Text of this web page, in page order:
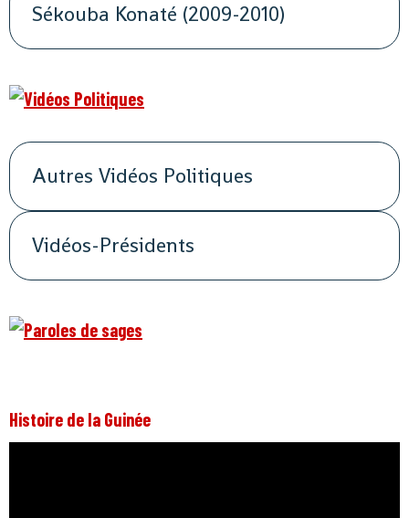
Sékouba Konaté (2009-2010)
Autres Vidéos Politiques
Vidéos-Présidents
Histoire de la Guinée